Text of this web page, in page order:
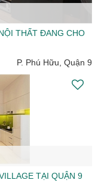
THẤT ĐANG CHO
P. Phú Hữu, Quận 9
TẠI QUẬN 9